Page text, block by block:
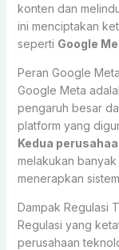
konten dan
ini menciptakan
seperti Google
Peran Google
Google Meta
pengaruh besar
platform yang
Kedua
melakukan
menerapkan
Dampak Regulasi
Regulasi yang
perusahaan